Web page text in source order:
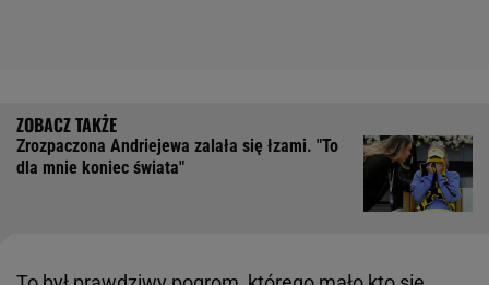
Zrozpaczona Andriejewa zalała się łzami. "To
dla mnie koniec świata"